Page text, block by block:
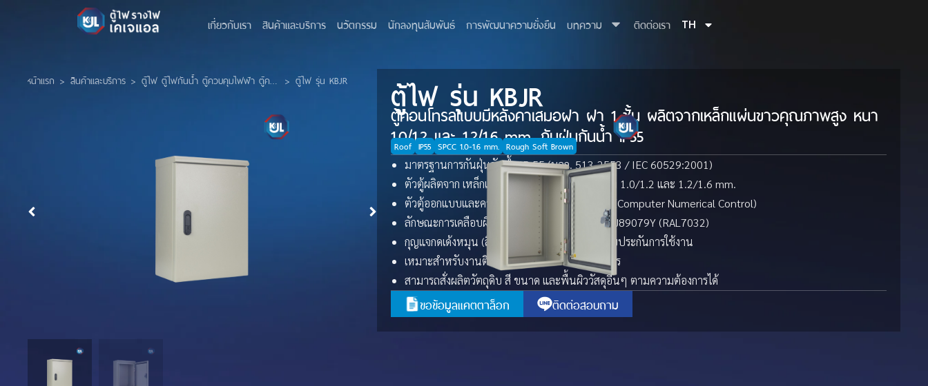
เกี่ยวกับเรา สินค้าและบริการ นวัตกรรม นักลงทุนสัมพันธ์ การพัฒนาความยั่งยืน บทความ ติดต่อเรา TH
หน้าแรก > สินค้าและบริการ > ตู้ไฟ ตู้ไฟกันน้ำ ตู้ควบคุมไฟฟ้า ตู้คอนโทรล KJL ขนาดมาตรฐาน > ตู้ไฟ รุ่น KBJR ตู้ไฟ รุ่น KBJR
ตู้คอนโทรลแบบมีหลังคาเสมอฝา ฝา 1 ชั้น ผลิตจากเหล็กแผ่นขาวคุณภาพสูง หนา
1.0/1.2 และ 1.2/1.6 mm. กันฝุ่นกันน้ำ IP55
Roof IP55 SPCC 1.0-1.6 mm. Rough Soft Brown
มาตรฐานการกันฝุ่นกันน้ำ IP 55 (มอก. 513-2553 / IEC 60529:2001)
ตัวตู้ผลิตจาก เหล็กแผ่นขาวคุณภาพสูง ความหนา 1.0/1.2 และ 1.2/1.6 mm.
ตัวตู้ออกแบบและควบคุมการผลิตด้วยระบบ CNC (Computer Numerical Control)
ลักษณะการเคลือบผิว พ่นด้วยสีฝุ่น สีน้ำตาลย่น KJ89079Y (RAL7032)
กุญแจกดเด้งหมุน (สีดำ) ใช้งานง่าย สะดวก และรับประกันการใช้งาน
เหมาะสำหรับงานติดตั้งภายในและภายนอกอาคาร
สามารถสั่งผลิตวัตถุดิบ สี ขนาด และพื้นผิววัสดุอื่นๆ ตามความต้องการได้
ขอข้อมูลแคตตาล็อก ติดต่อสอบถาม